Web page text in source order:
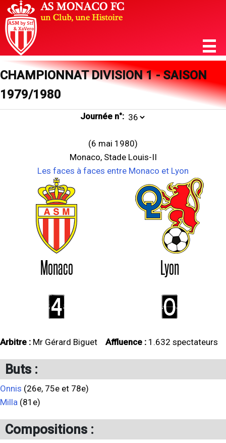
CHAMPIONNAT DIVISION 1 - SAISON
1979/1980
Journée n°:
(6 mai 1980)
Monaco, Stade Louis-II
Les faces à faces entre Monaco et Lyon
Monaco Lyon
4 0
Arbitre : Mr Gérard Biguet Affluence : 1.632 spectateurs
Buts :
Onnis (26e, 75e et 78e)
Milla (81e)
Compositions :